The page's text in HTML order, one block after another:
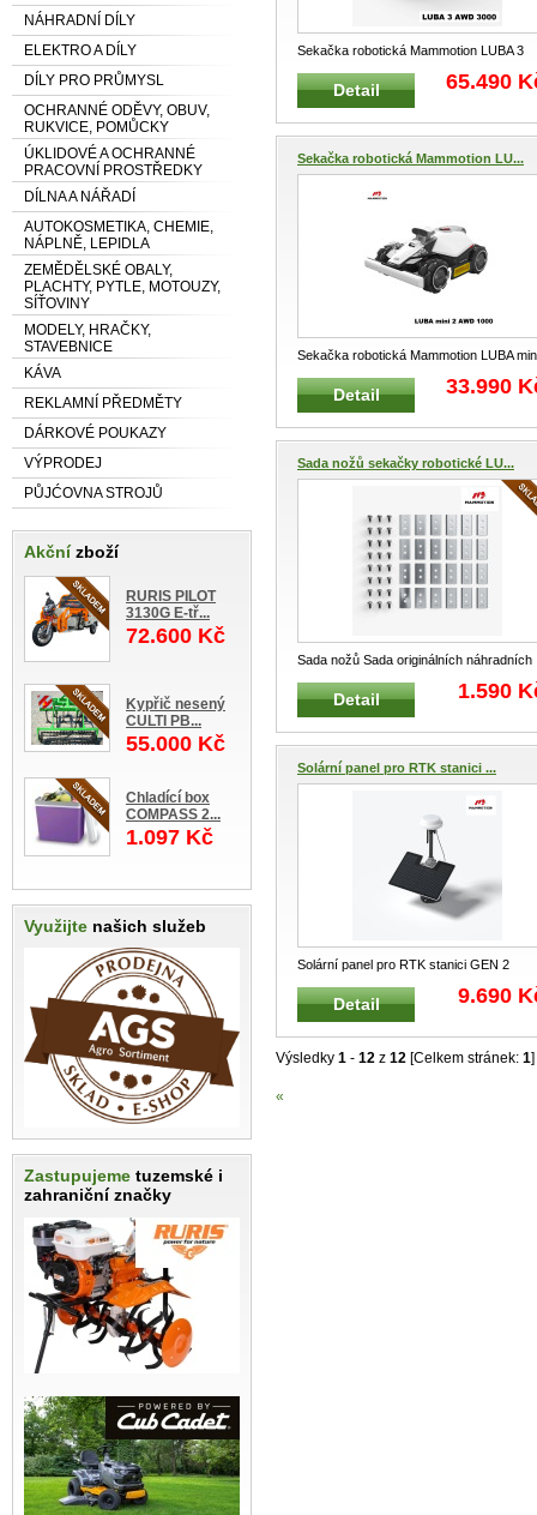
NÁHRADNÍ DÍLY
ELEKTRO A DÍLY
DÍLY PRO PRŮMYSL
OCHRANNÉ ODĚVY, OBUV,
RUKVICE, POMŮCKY
ÚKLIDOVÉ A OCHRANNÉ
PRACOVNÍ PROSTŘEDKY
DÍLNA A NÁŘADÍ
AUTOKOSMETIKA, CHEMIE,
NÁPLNĚ, LEPIDLA
ZEMĚDĚLSKÉ OBALY,
PLACHTY, PYTLE, MOTOUZY,
SÍŤOVINY
MODELY, HRAČKY,
STAVEBNICE
KÁVA
REKLAMNÍ PŘEDMĚTY
DÁRKOVÉ POUKAZY
VÝPRODEJ
PŮJĆOVNA STROJŮ
Akčnízboží
RURIS PILOT
3130G E-tř...
72.600 Kč
Kypřič nesený
CULTI PB...
55.000 Kč
Chladící box
COMPASS 2...
1.097 Kč
Využijte našich služeb
Zastupujeme tuzemské i
zahraniční značky
Sekačka robotická Mammotion LUBA 3
AWD 3000 LIDAR bez obvodového
...
Detail 65.490
Sekačka robotická Mammotion LU...
Sekačka robotická Mammotion LUBA
2 AWD 1000 bez obvodového kabelu
Detail 33.990
Sada nožů sekačky robotické LU...
Sada nožů Sada originálních náhradních
nožů Pro robotickou seka
Detail 1.590
Solární panel pro RTK stanici ...
Solární panel pro RTK stanici GEN 2
Sada solárního panelu včetně
Detail 9.690
Výsledky 1 - 12 z 12 [Celkem stránek: 1]
«